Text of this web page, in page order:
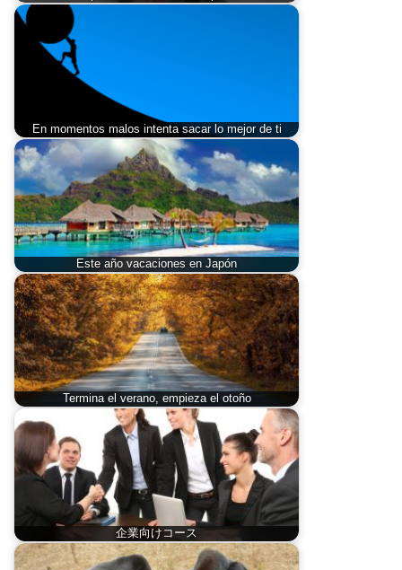
En momentos malos intenta sacar lo mejor de ti
Este año vacaciones en Japón
Termina el verano, empieza el otoño
企業向けコース